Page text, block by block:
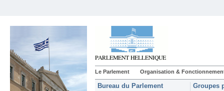
Le Parlement Organisation &
Bureau du Parlement Groupes